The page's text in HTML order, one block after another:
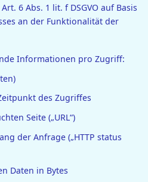
6 Abs. 1 lit. f DSGVO auf Basis
an der Funktionalität der
Informationen pro Zugriff:
des Zugriffes
Seite („URL“)
der Anfrage („HTTP status
Daten in Bytes